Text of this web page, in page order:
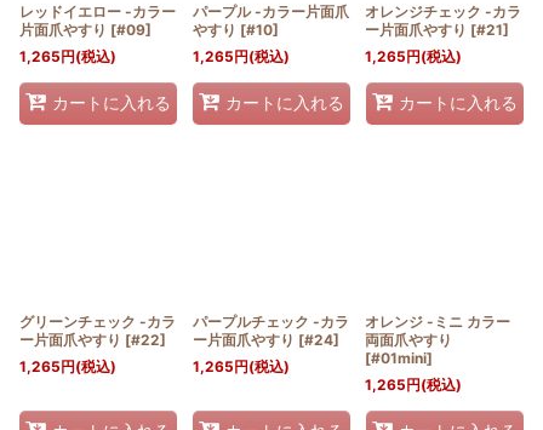
レッドイエロー -カラー
片面爪やすり [#09]
1,265円(税込)
カートに入れる
パープル -カラー片面爪
やすり [#10]
1,265円(税込)
カートに入れる
オレンジチェック -カラ
ー片面爪やすり [#21]
1,265円(税込)
カートに入れる
グリーンチェック -カラ
ー片面爪やすり [#22]
1,265円(税込)
パープルチェック -カラ
ー片面爪やすり [#24]
1,265円(税込)
オレンジ -ミニ カラー
両面爪やすり
[#01mini]
1,265円(税込)